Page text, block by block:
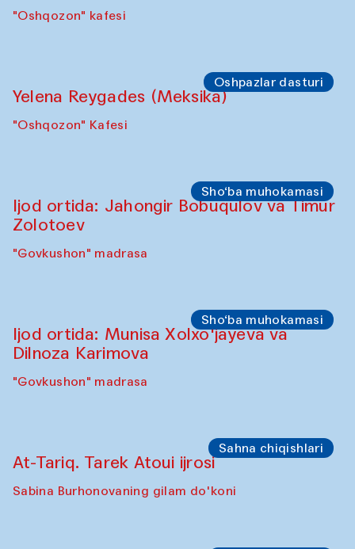
"Oshqozon" kafesi
Oshpazlar dasturi
Yelena Reygades (Meksika)
"Oshqozon" Kafesi
Sho‘ba muhokamasi
Ijod ortida: Jahongir Bobuqulov va Timur
Zolotoev
"Govkushon" madrasa
Sho‘ba muhokamasi
Ijod ortida: Munisa Xolxo'jayeva va
Dilnoza Karimova
"Govkushon" madrasa
Sahna chiqishlari
At-Tariq. Tarek Atoui ijrosi
Sabina Burhonovaning gilam do'koni